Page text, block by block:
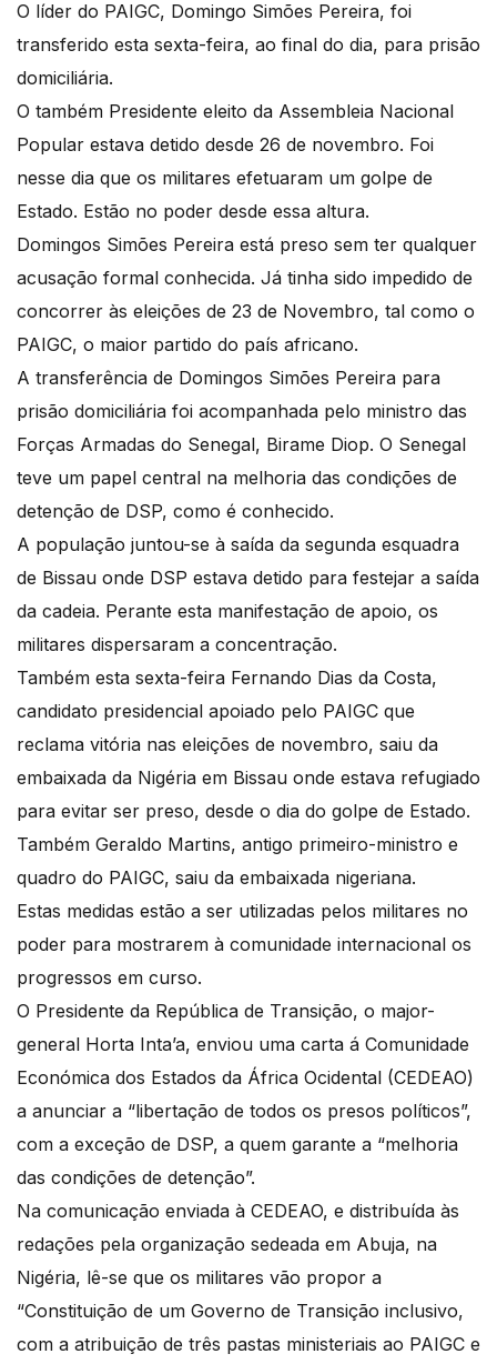
O líder do PAIGC, Domingo Simões Pereira, foi
transferido esta sexta-feira, ao final do dia, para prisão
domiciliária.
O também Presidente eleito da Assembleia Nacional
Popular estava detido desde 26 de novembro. Foi
nesse dia que os militares efetuaram um golpe de
Estado. Estão no poder desde essa altura.
Domingos Simões Pereira está preso sem ter qualquer
acusação formal conhecida. Já tinha sido impedido de
concorrer às eleições de 23 de Novembro, tal como o
PAIGC, o maior partido do país africano.
A transferência de Domingos Simões Pereira para
prisão domiciliária foi acompanhada pelo ministro das
Forças Armadas do Senegal, Birame Diop. O Senegal
teve um papel central na melhoria das condições de
detenção de DSP, como é conhecido.
A população juntou-se à saída da segunda esquadra
de Bissau onde DSP estava detido para festejar a saída
da cadeia. Perante esta manifestação de apoio, os
militares dispersaram a concentração.
Também esta sexta-feira Fernando Dias da Costa,
candidato presidencial apoiado pelo PAIGC que
reclama vitória nas eleições de novembro, saiu da
embaixada da Nigéria em Bissau onde estava refugiado
para evitar ser preso, desde o dia do golpe de Estado.
Também Geraldo Martins, antigo primeiro-ministro e
quadro do PAIGC, saiu da embaixada nigeriana.
Estas medidas estão a ser utilizadas pelos militares no
poder para mostrarem à comunidade internacional os
progressos em curso.
O Presidente da República de Transição, o major-
general Horta Inta’a, enviou uma carta á Comunidade
Económica dos Estados da África Ocidental (CEDEAO)
a anunciar a “libertação de todos os presos políticos”,
com a exceção de DSP, a quem garante a “melhoria
das condições de detenção”.
Na comunicação enviada à CEDEAO, e distribuída às
redações pela organização sedeada em Abuja, na
Nigéria, lê-se que os militares vão propor a
“Constituição de um Governo de Transição inclusivo,
com a atribuição de três pastas ministeriais ao PAIGC e